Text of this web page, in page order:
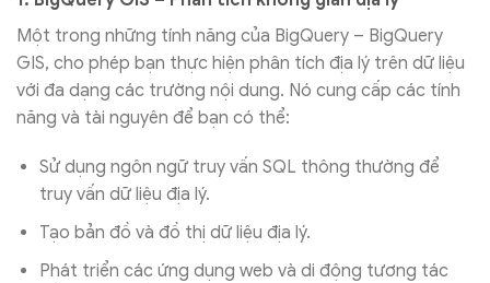
Một trong những tính năng của BigQuery – BigQuery
GIS, cho phép bạn thực hiện phân tích địa lý trên dữ liệu
với đa dạng các trường nội dung. Nó cung cấp các tính
năng và tài nguyên để bạn có thể:
Sử dụng ngôn ngữ truy vấn SQL thông thường để
truy vấn dữ liệu địa lý.
Tạo bản đồ và đồ thị dữ liệu địa lý.
Phát triển các ứng dụng web và di động tương tác